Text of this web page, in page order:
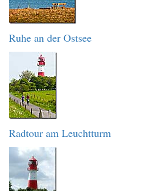
Ruhe an der Ostsee
Radtour am Leuchtturm